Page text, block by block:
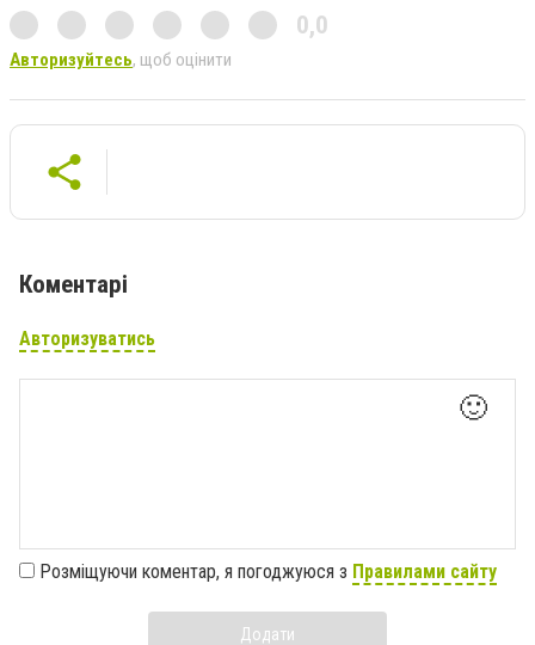
0,0
Авторизуйтесь, щоб оцінити
Коментарі
Авторизуватись
🙂
Розміщуючи коментар, я погоджуюся з Правилами сайту
Додати